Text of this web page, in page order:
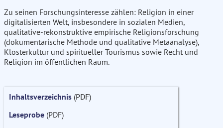
Zu seinen Forschungsinteresse zählen: Religion in einer
digitalisierten Welt, insbesondere in sozialen Medien,
qualitative-rekonstruktive empirische Religionsforschung
(dokumentarische Methode und qualitative Metaanalyse),
Klosterkultur und spiritueller Tourismus sowie Recht und
Religion im öffentlichen Raum.
Inhaltsverzeichnis (PDF)
Leseprobe (PDF)